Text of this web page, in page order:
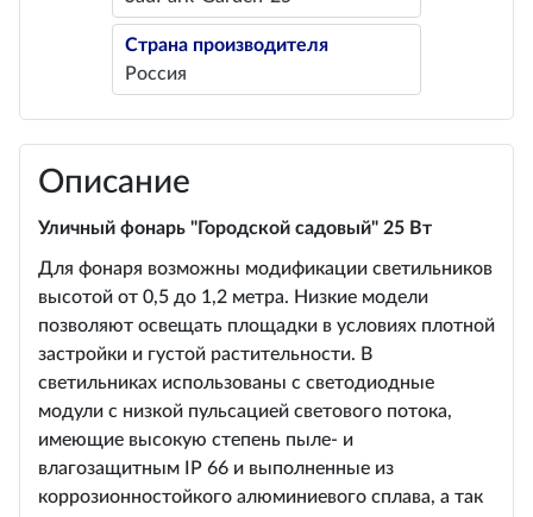
Страна производителя
Россия
Описание
Уличный фонарь "Городской садовый" 25 Вт
Для фонаря возможны модификации светильников
высотой от 0,5 до 1,2 метра. Низкие модели
позволяют освещать площадки в условиях плотной
застройки и густой растительности. В
светильниках использованы с светодиодные
модули с низкой пульсацией светового потока,
имеющие высокую степень пыле- и
влагозащитным IP 66 и выполненные из
коррозионностойкого алюминиевого сплава, а так